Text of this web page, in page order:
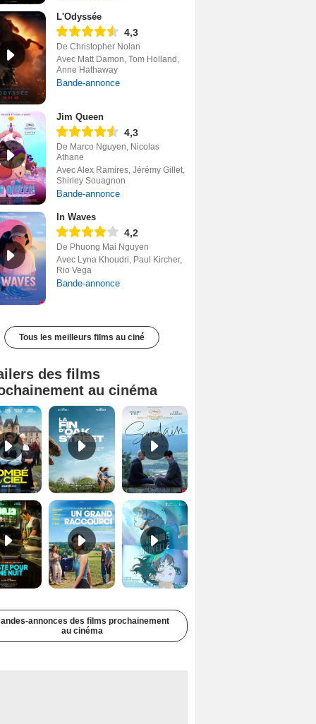
L'Odyssée
4,3
De Christopher Nolan
Avec Matt Damon, Tom Holland,
Anne Hathaway
Bande-annonce
Jim Queen
4,3
De Marco Nguyen, Nicolas
Athane
Avec Alex Ramires, Jérémy Gillet,
Shirley Souagnon
Bande-annonce
In Waves
4,2
De Phuong Mai Nguyen
Avec Lyna Khoudri, Paul Kircher,
Rio Vega
Bande-annonce
Tous les meilleurs films au ciné
des films
au cinéma
Tombé du ciel Bande-annonce VF La fin d’Oak Street Bande-annonce VO STFR
Juste pour une nuit Bande-annonce VO STFR Un grand raccourci Bande-annonce VF Une aube nouvelle Bande-annonce VO STFR
annonces des films prochainement
au cinéma